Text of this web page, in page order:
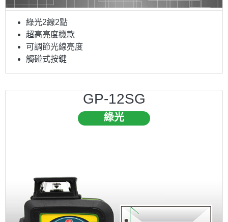
綠光2線2點
超高亮度機款
可調節光線亮度
觸碰式按鍵
GP-12SG
綠光